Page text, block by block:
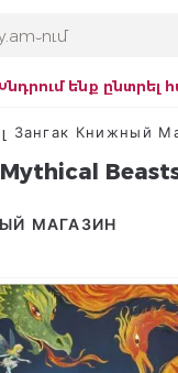
ենք ընտրել
Книжный
МАГАЗИН